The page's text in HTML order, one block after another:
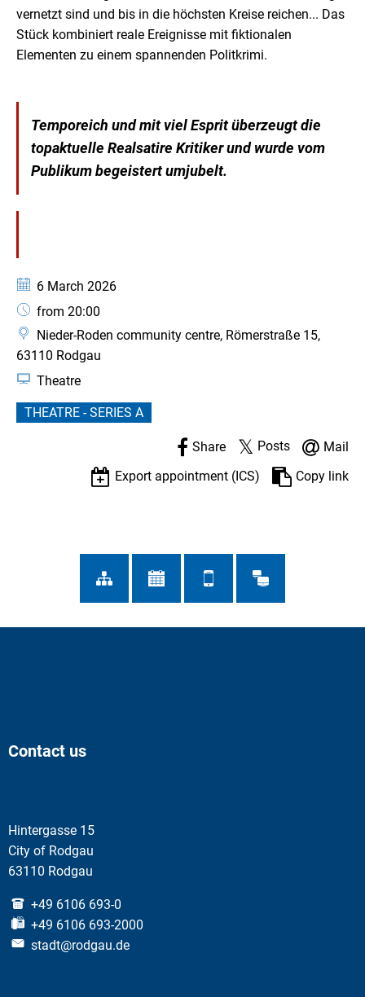
vernetzt sind und bis in die höchsten Kreise reichen... Das
Stück kombiniert reale Ereignisse mit fiktionalen
Elementen zu einem spannenden Politkrimi.
Temporeich und mit viel Esprit überzeugt die
topaktuelle Realsatire Kritiker und wurde vom
Publikum begeistert umjubelt.
Date:
6 March 2026
Time:
from 20:00
Nieder-Roden community centre, Römerstraße 15,
63110 Rodgau
Theatre
THEATRE - SERIES A
Share Posts
Mail
Export appointment (ICS)
Copy link
Contact us
Hintergasse 15
City of Rodgau
63110 Rodgau
+49 6106 693-0
+49 6106 693-2000
stadt@rodgau.de